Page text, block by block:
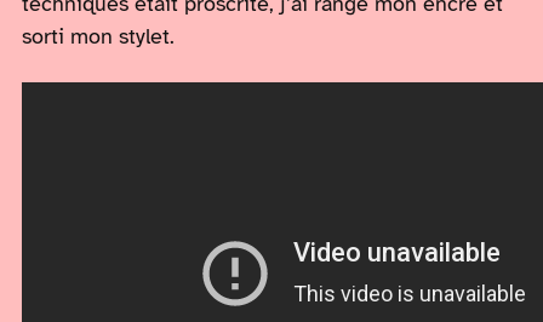
sorti mon stylet.